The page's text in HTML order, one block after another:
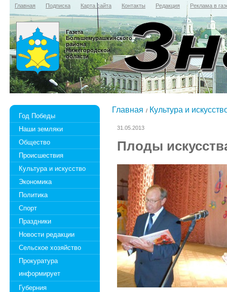
Главная Подписка Карта сайта Контакты Редакция Реклама в
Газета
Большемурашкинского
района
Нижегородской
области
Год Победы
Наши земляки
Общество
Происшествия
Культура и искусство
Экономика
Политика
Спорт
Праздники
Новости редакции
Сельское хозяйство
Прокуратура
информирует
Губерния
Главная Культура и
31.05.2013
Плоды